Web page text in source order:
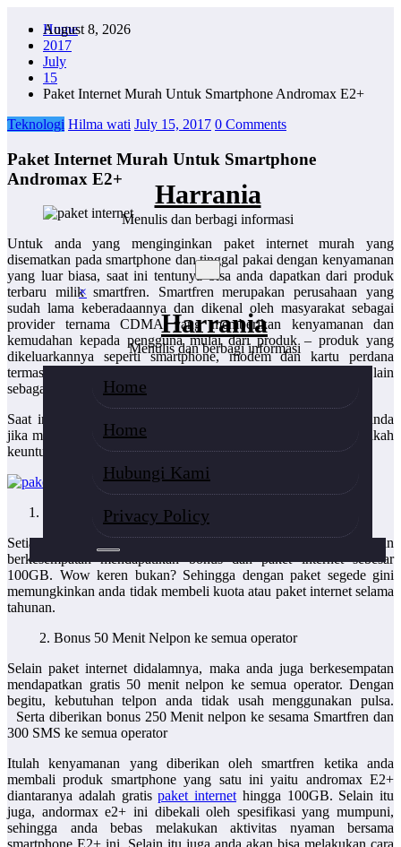
content
August 8, 2026
Harrania
Menulis dan berbagi informasi
×
Harrania
Menulis dan berbagi informasi
Home
Home
Hubungi Kami
Privacy Policy
Home
2017
July
15
Paket Internet Murah Untuk Smartphone Andromax E2+
Teknologi Hilma wati July 15, 2017 0 Comments
Paket Internet Murah Untuk Smartphone
Andromax E2+
Untuk anda yang menginginkan paket internet murah yang
disematkan pada smartphone dan tinggal pakai dengan kenyamanan
yang luar biasa, saat ini tentunya bisa anda dapatkan dari produk
terbaru milik smartfren. Smartfren merupakan perusahaan yang
sudah lama keberadaannya dan dikenal oleh masyarakat sebagai
provider ternama CDMA yang memberikan kenyamanan dan
kemudahan kepada pengguna mulai dari produk – produk yang
dikeluarkannya seperti smartphone, modem dan kartu perdana
termasuk paket internet yang murah, telpon gratis, sms dan lain
sebagainya.
Saat ini smartfren menawarkan
gratis untuk anda
jika membeli perangkat smartphone andormax E2+. Bagaimanakah
keuntungan yang anda dapatkan? Berikut penjelasannya.
Bonus 100GB
Setiap anda membeli smartphone andormax E2+ maka anda akan
berkesempatan mendapatikan bonus dan paket internet sebesar
100GB. Wow keren bukan? Sehingga dengan paket segede gini
memungkinkan anda tidak membeli kuota atau paket internet selama
tahunan.
2. Bonus 50 Menit Nelpon ke semua operator
Selain paket internet didalamnya, maka anda juga berkesempatan
mendapatkan gratis 50 menit nelpon ke semua operator. Dengan
begitu, kebutuhan telpon anda tidak usah menggunakan pulsa.
Serta diberikan bonus 250 Menit nelpon ke sesama Smartfren dan
300 SMS ke semua operator
Itulah kenyamanan yang diberikan oleh smartfren ketika anda
membali produk smartphone yang satu ini yaitu andromax E2+
diantaranya adalah gratispaket internet hingga 100GB. Selain itu
juga, andormax e2+ ini dibekali oleh spesifikasi yang mumpuni,
sehingga anda bebas melakukan aktivitas nyaman bersama